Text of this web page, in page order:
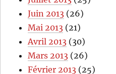
Juin 2013 (26)
Mai 2013 (21)
Avril 2013 (30)
Mars 2013 (26)
Février 2013 (25)